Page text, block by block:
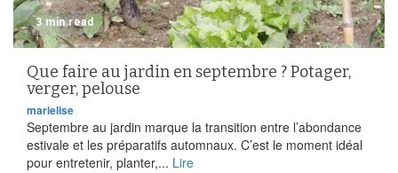
3 min read
Que faire au jardin en septembre ? Potager,
verger, pelouse
marielise
Septembre au jardin marque la transition entre l’abondance
estivale et les préparatifs automnaux. C’est le moment idéal
pour entretenir, planter,... Lire